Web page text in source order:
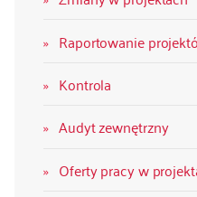
Raportowanie
Kontrola
Audyt zewnętrzny
Oferty pracy w